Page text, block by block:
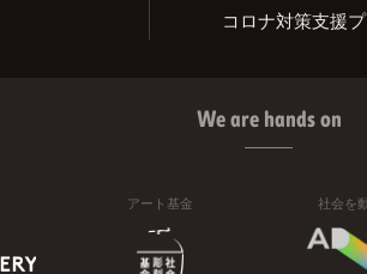
コロナ対策支援
We are hands on
アート基金 社会を